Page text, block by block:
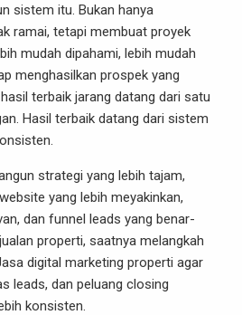
sistem itu. Bukan hanya
ramai, tetapi membuat proyek
mudah dipahami, lebih mudah
menghasilkan prospek yang
terbaik jarang datang dari satu
Hasil terbaik datang dari sistem
strategi yang lebih tajam,
yang lebih meyakinkan,
dan funnel leads yang benar-
properti, saatnya melangkah
digital marketing properti agar
leads, dan peluang closing
konsisten.